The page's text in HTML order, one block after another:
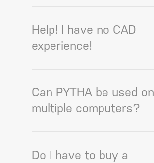
Help! I have no CAD
experience!
Can PYTHA be used on
multiple computers?
Do I have to buy a